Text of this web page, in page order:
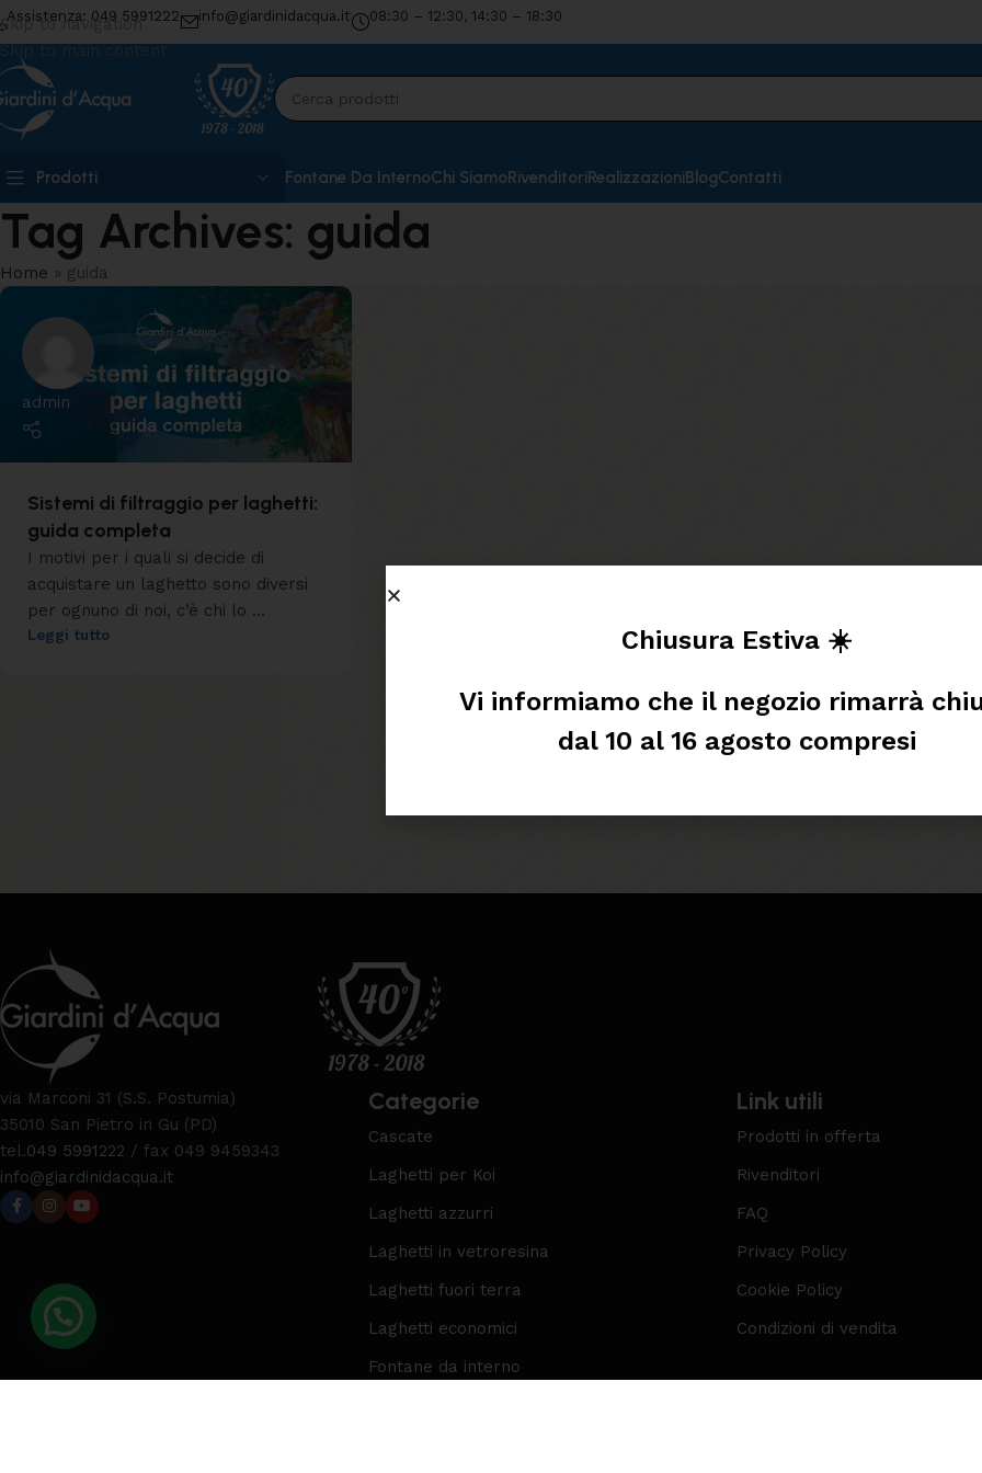
Skip to navigation
Skip to main content
Assistenza: 049 5991222 info@giardinidacqua.it 08:30 – 12:30, 14:30 – 18:30
Prodotti Fontane Da InternoChi SiamoRivenditoriRealizzazioniBlogContatti
Tag Archives: guida
Home » guida
admin
Sistemi di filtraggio per laghetti:
guida completa
I motivi per i quali si decide di
acquistare un laghetto sono diversi
per ognuno di noi, c’è chi lo ...
Leggi tutto
via Marconi 31 (S.S. Postumia)
35010 San Pietro in Gu (PD)
tel.049 5991222 / fax 049 9459343
info@giardinidacqua.it
Categorie
Cascate
Laghetti per Koi
Laghetti azzurri
Laghetti in vetroresina
Laghetti fuori terra
Laghetti economici
Fontane da interno
Link utili
Prodotti in offerta
Rivenditori
FAQ
Privacy Policy
Cookie Policy
Condizioni di vendita
Chiusura Estiva ☀️
Vi informiamo che il negozio rimarrà
dal 10 al 16 agosto compresi